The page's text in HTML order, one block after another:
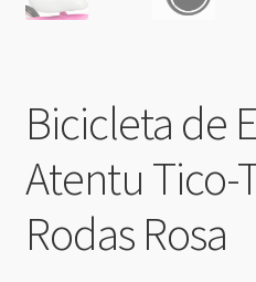
Bicicleta de
Atentu Tico-
Rodas Rosa